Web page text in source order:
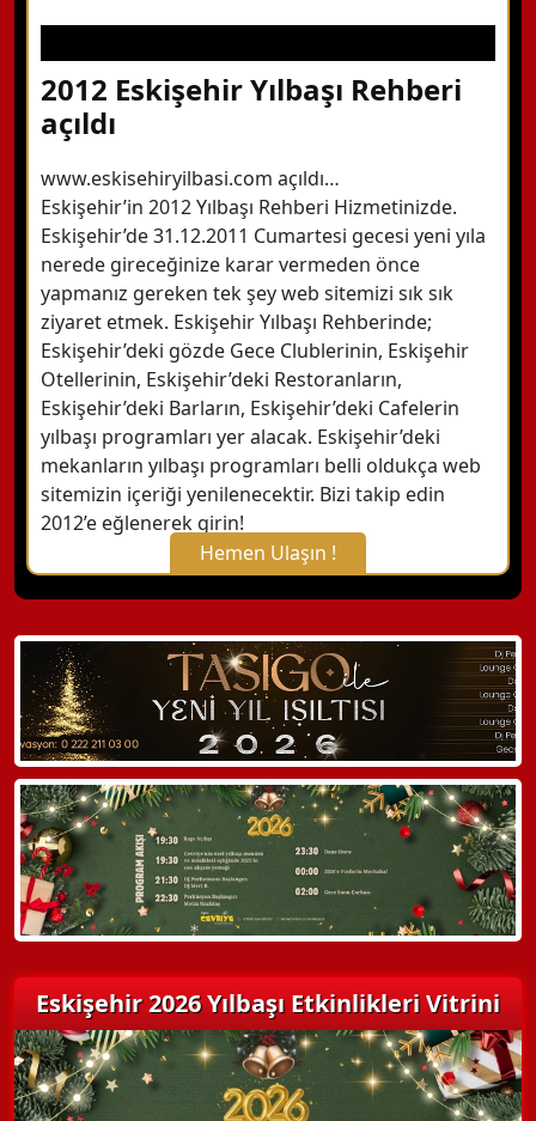
2012 Eskişehir Yılbaşı Rehberi
açıldı
www.eskisehiryilbasi.com açıldı…
Eskişehir’in 2012 Yılbaşı Rehberi Hizmetinizde.
Eskişehir’de 31.12.2011 Cumartesi gecesi yeni yıla
nerede gireceğinize karar vermeden önce
yapmanız gereken tek şey web sitemizi sık sık
ziyaret etmek. Eskişehir Yılbaşı Rehberinde;
Eskişehir’deki gözde Gece Clublerinin, Eskişehir
Otellerinin, Eskişehir’deki Restoranların,
Eskişehir’deki Barların, Eskişehir’deki Cafelerin
yılbaşı programları yer alacak. Eskişehir’deki
mekanların yılbaşı programları belli oldukça web
sitemizin içeriği yenilenecektir. Bizi takip edin
2012’e eğlenerek girin!
Hemen Ulaşın !
X Kapat
WhatsApp ile Bilgi Alın
Hemen Arayın
Detaylı Bilgi Alın
Eskişehir 2026 Yılbaşı Etkinlikleri Vitrini